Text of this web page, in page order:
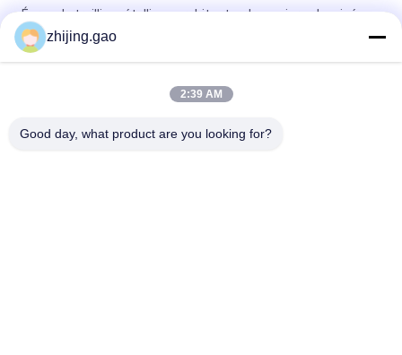
Écran de treillis métallique architectural en acier galvanisé
Panneaux de maillage architectural en aluminium perforé pour
plates-formes de grille à poignée
Caillebotis Grip Strut perforé en acier au carbone Q235, 2MM-
zhijing.gao
2:39 AM
Good day, what product are you looking for?